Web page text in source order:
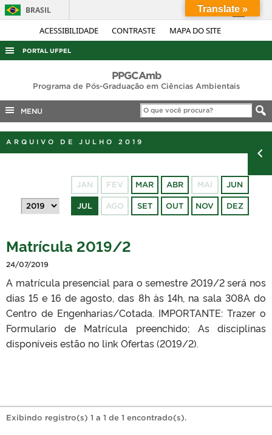
ACESSIBILIDADE CONTRASTE MAPA DO SITE
BRASIL
Simplifique!
Acesso à informação
Legislação
Canais
PORTAL UFPEL
AUDITORIA
COBALTO
CONCURSOS
EDITAIS
INTERNACIONAL
PORTARIAS
PPGCAmb
Programa de Pós-Graduação em Ciências Ambientais
MENU
ARQUIVO DE JULHO 2019
JAN FEV MAR ABR MAI JUN
JUL AGO SET OUT NOV DEZ
Matrícula 2019/2
24/07/2019
A matrícula presencial para o semestre 2019/2 será nos
dias 15 e 16 de agosto, das 8h às 14h, na sala 308A do
Centro de Engenharias/Cotada. IMPORTANTE: Trazer o
Formulario de Matrícula preenchido; As disciplinas
disponíveis estão no link Ofertas (2019/2).
Exibindo registro(s) 1 a 1 de 1 encontrado(s).
Translate »